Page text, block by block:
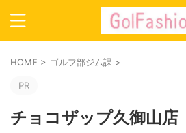
HOME > ゴルフ部ジム課 >
PR
チョコザップ久御山店